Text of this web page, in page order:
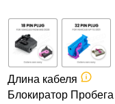
Длина кабеля
Блокиратор